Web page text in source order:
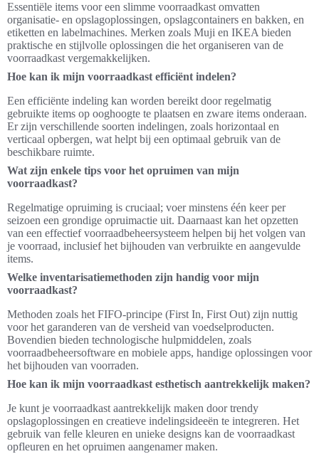
Essentiële items voor een slimme voorraadkast omvatten
organisatie- en opslagoplossingen, opslagcontainers en bakken, en
etiketten en labelmachines. Merken zoals Muji en IKEA bieden
praktische en stijlvolle oplossingen die het organiseren van de
voorraadkast vergemakkelijken.
Hoe kan ik mijn voorraadkast efficiënt indelen?
Een efficiënte indeling kan worden bereikt door regelmatig
gebruikte items op ooghoogte te plaatsen en zware items onderaan.
Er zijn verschillende soorten indelingen, zoals horizontaal en
verticaal opbergen, wat helpt bij een optimaal gebruik van de
beschikbare ruimte.
Wat zijn enkele tips voor het opruimen van mijn
voorraadkast?
Regelmatige opruiming is cruciaal; voer minstens één keer per
seizoen een grondige opruimactie uit. Daarnaast kan het opzetten
van een effectief voorraadbeheersysteem helpen bij het volgen van
je voorraad, inclusief het bijhouden van verbruikte en aangevulde
items.
Welke inventarisatiemethoden zijn handig voor mijn
voorraadkast?
Methoden zoals het FIFO-principe (First In, First Out) zijn nuttig
voor het garanderen van de versheid van voedselproducten.
Bovendien bieden technologische hulpmiddelen, zoals
voorraadbeheersoftware en mobiele apps, handige oplossingen voor
het bijhouden van voorraden.
Hoe kan ik mijn voorraadkast esthetisch aantrekkelijk maken?
Je kunt je voorraadkast aantrekkelijk maken door trendy
opslagoplossingen en creatieve indelingsideeën te integreren. Het
gebruik van felle kleuren en unieke designs kan de voorraadkast
opfleuren en het opruimen aangenamer maken.